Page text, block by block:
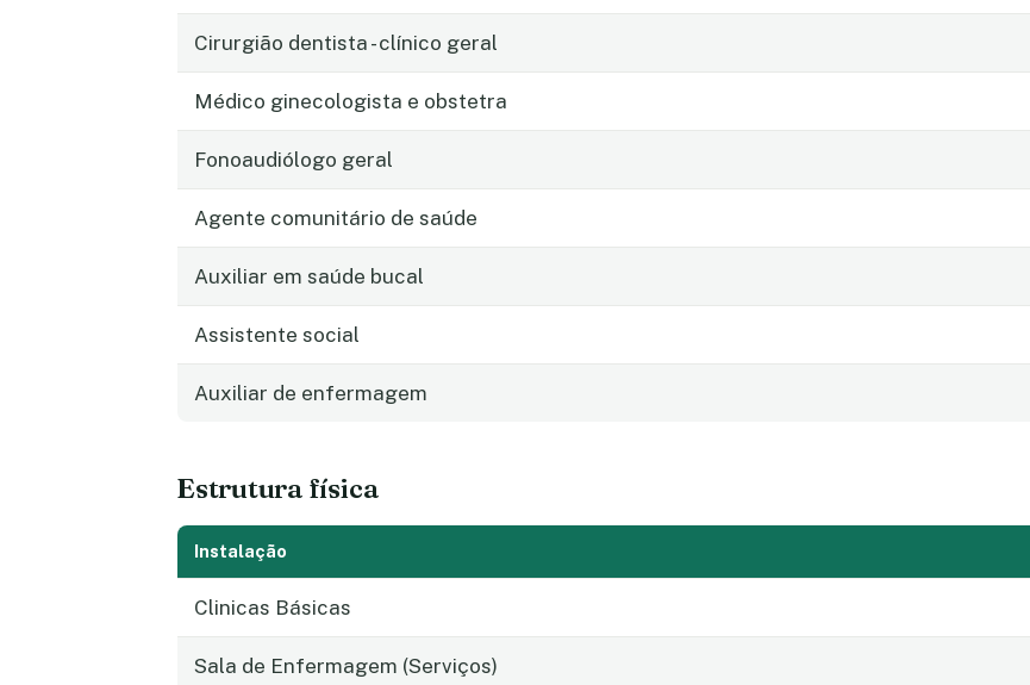
Cirurgião dentista - clínico geral
Médico ginecologista e obstetra
Fonoaudiólogo geral
Agente comunitário de saúde
Auxiliar em saúde bucal
Assistente social
Auxiliar de enfermagem
Estrutura física
Instalação
Clinicas Básicas
Sala de Enfermagem (Serviços)